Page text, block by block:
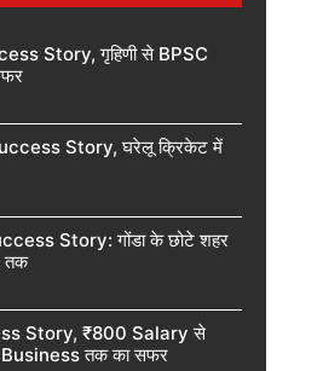
Story, गृहिणी से BPSC
Story, घरेलू क्रिकेट में
Story: गोंडा के छोटे शहर
तक
Story, ₹800 Salary से
तक का सफर